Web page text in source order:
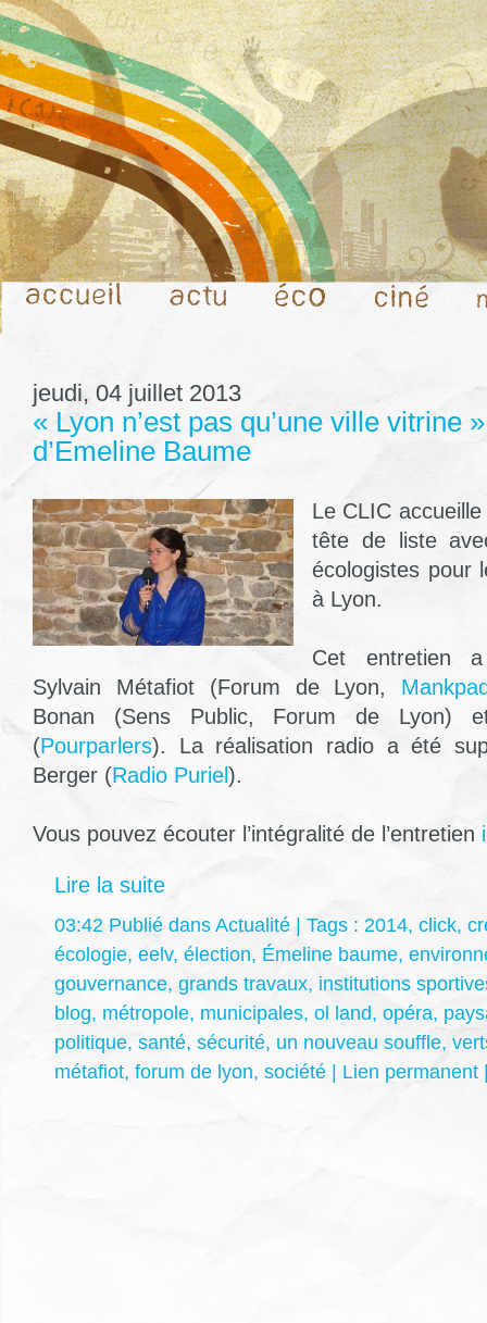
jeudi, 04 juillet 2013
« Lyon n’est pas qu’une ville vitrine
d’Emeline Baume
Le CLIC
tête de liste
écologistes pour
à Lyon.
Cet entretien
Sylvain Métafiot (Forum de Lyon,
Bonan (Sens Public, Forum de Lyon)
(Pourparlers). La réalisation radio a été
Berger (Radio Puriel).
Vous pouvez écouter l’intégralité de l’entretien
Lire la suite
03:42 Publié dans Actualité | Tags : 2014, click,
écologie, eelv, élection, Émeline baume,
gouvernance, grands travaux, institutions
blog, métropole, municipales, ol land, opéra,
politique, santé, sécurité, un nouveau souffle,
métafiot, forum de lyon, société Lien permanent